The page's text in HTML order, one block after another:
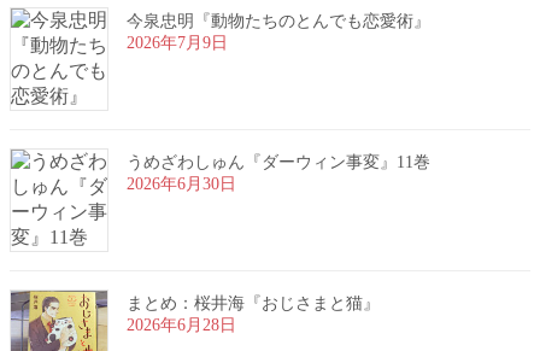
今泉忠明『動物たちのとんでも恋愛術』
2026年7月9日
うめざわしゅん『ダーウィン事変』11巻
2026年6月30日
まとめ：桜井海『おじさまと猫』
2026年6月28日